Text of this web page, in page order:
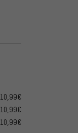
10,99€
10,99€
10,99€